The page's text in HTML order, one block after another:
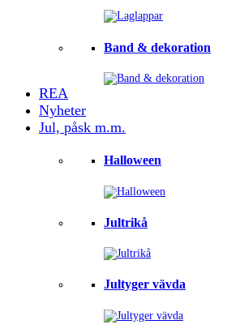
Band & dekoration
REA
Nyheter
Jul, påsk m.m.
Halloween
Jultrikå
Jultyger vävda